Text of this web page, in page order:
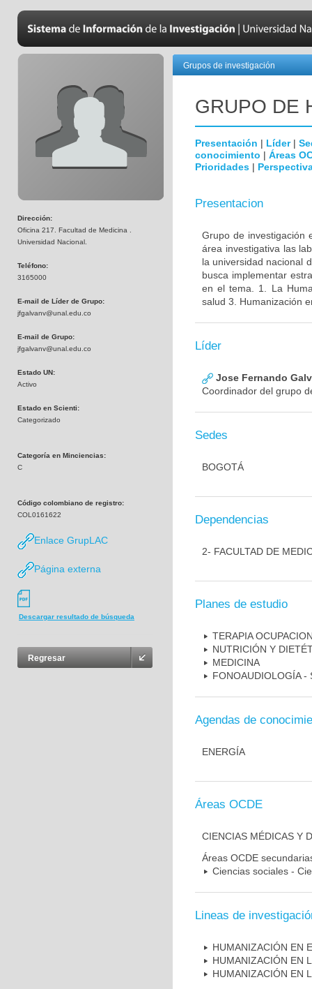
Dirección:
Oficina 217. Facultad de Medicina .
Universidad Nacional.
Teléfono:
3165000
E-mail de Líder de Grupo:
jfgalvanv@unal.edu.co
E-mail de Grupo:
jfgalvanv@unal.edu.co
Estado UN:
Activo
Estado en Scienti:
Categorizado
Categoría en Minciencias:
C
Código colombiano de registro:
COL0161622
Enlace GrupLAC
Página externa
Descargar resultado de búsqueda
Regresar
Grupos de investigación
GRUPO DE
Presentación | Líder|
conocimiento | Áreas
Prioridades |
Presentacion
Grupo de investigación
área investigativa las
la universidad nacional
busca implementar
en el tema. 1. La
salud 3. Humanización
Líder
Jose Fernando
Coordinador del grupo
Sedes
BOGOTÁ
Dependencias
2- FACULTAD DE
Planes de estudio
TERAPIA
NUTRICIÓN Y
MEDICINA
FONOAUDIOLOGÍA -
Agendas de
ENERGÍA
Áreas OCDE
CIENCIAS MÉDICAS Y
Áreas OCDE
Ciencias sociales -
Lineas de
HUMANIZACIÓN EN
HUMANIZACIÓN EN
HUMANIZACIÓN EN